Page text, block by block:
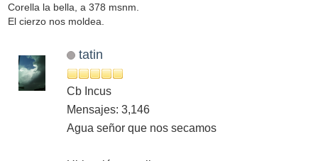
Corella la bella, a 378 msnm.
El cierzo nos moldea.
tatin
Cb Incus
Mensajes: 3,146
Agua señor que nos secamos